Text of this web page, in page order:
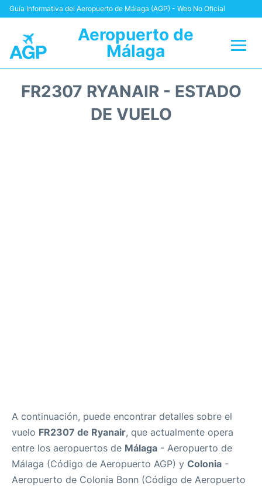
Guía Informativa del Aeropuerto de Málaga (AGP) - Web No Oficial
Aeropuerto de
Málaga
FR2307 RYANAIR - ESTADO
DE VUELO
A continuación, puede encontrar detalles sobre el
vuelo FR2307 de Ryanair, que actualmente opera
entre los aeropuertos de Málaga - Aeropuerto de
Málaga (Código de Aeropuerto AGP) y Colonia -
Aeropuerto de Colonia Bonn (Código de Aeropuerto